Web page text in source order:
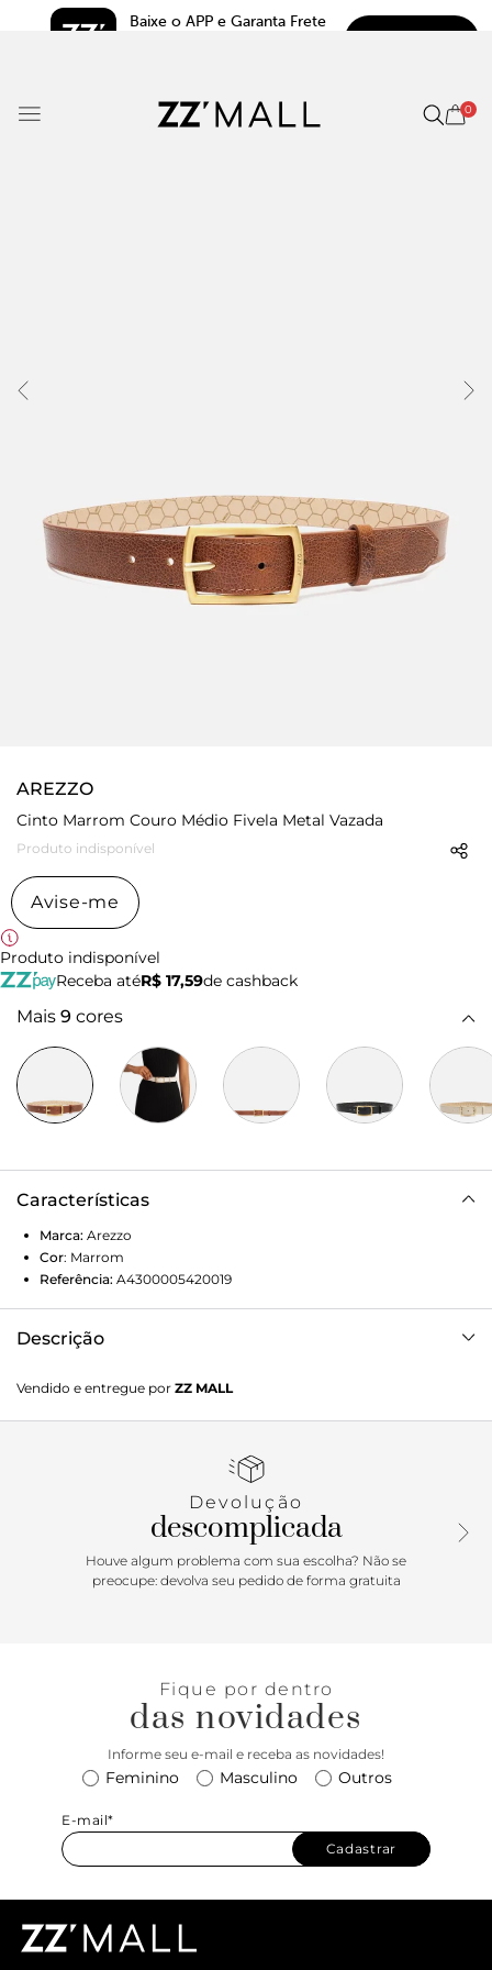
Baixe o APP e Garanta Frete
0
AREZZO
Cinto Marrom Couro Médio Fivela Metal Vazada
Produto indisponível
Avise-me
Produto indisponível
Receba atéR$ 17,59de cashback
Mais 9 cores
Características
Marca: Arezzo
Cor: Marrom
Referência: A4300005420019
Descrição
Vendido e entregue por ZZ MALL
Devolução
descomplicada
Houve algum problema com sua escolha? Não se
preocupe: devolva seu pedido de forma gratuita
Fique por dentro
das novidades
Informe seu e-mail e receba as novidades!
Feminino Masculino Outros
E-mail*
Cadastrar